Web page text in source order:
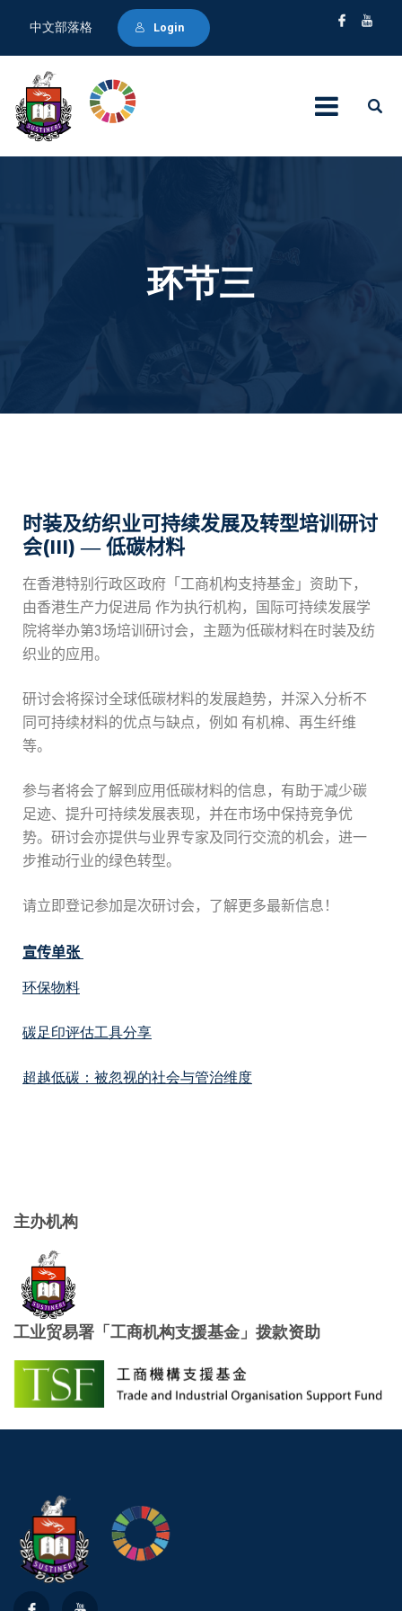
中文部落格 Login
环节三
时装及纺织业可持续发展及转型培训研讨
会(III)— 低碳材料
在香港特别行政区政府「工商机构支持基金」资助下，
由香港生产力促进局 作为执行机构，国际可持续发展学
院将举办第3场培训研讨会，主题为低碳材料在时装及纺
织业的应用。
研讨会将探讨全球低碳材料的发展趋势，并深入分析不
同可持续材料的优点与缺点，例如 有机棉、再生纤维
等。
参与者将会了解到应用低碳材料的信息，有助于减少碳
足迹、提升可持续发展表现，并在市场中保持竞争优
势。研讨会亦提供与业界专家及同行交流的机会，进一
步推动行业的绿色转型。
请立即登记参加是次研讨会，了解更多最新信息！
宣传单张
环保物料
碳足印评估工具分享
超越低碳：被忽视的社会与管治维度
主办机构
工业贸易署「工商机构支援基金」拨款资助